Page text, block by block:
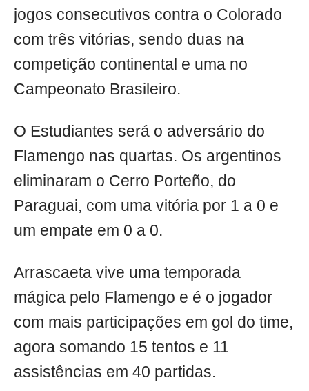
jogos consecutivos contra o Colorado
com três vitórias, sendo duas na
competição continental e uma no
Campeonato Brasileiro.
O Estudiantes será o adversário do
Flamengo nas quartas. Os argentinos
eliminaram o Cerro Porteño, do
Paraguai, com uma vitória por 1 a 0 e
um empate em 0 a 0.
Arrascaeta vive uma temporada
mágica pelo Flamengo e é o jogador
com mais participações em gol do time,
agora somando 15 tentos e 11
assistências em 40 partidas.